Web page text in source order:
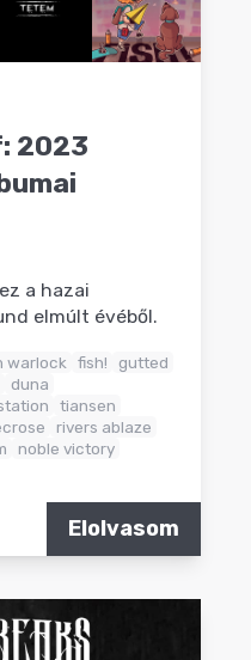
2023
a hazai
elmúlt évéből.
warlock fish!
gutted
duna
tiansen
rivers ablaze
noble victory
Elolvasom